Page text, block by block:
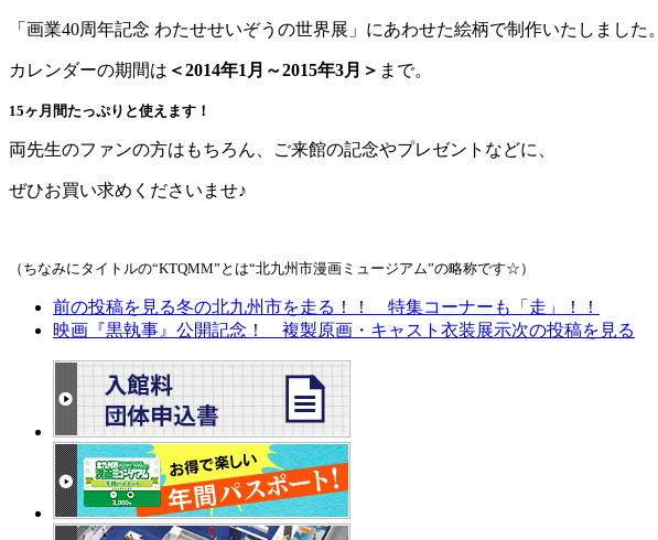
「画業40周年記念 わたせせいぞうの世界展」にあわせた絵柄で制作いたしました。
カレンダーの期間は ＜2014年1月～2015年3月＞ まで。
15ヶ月間たっぷりと使えます！
両先生のファンの方はもちろん、ご来館の記念やプレゼントなどに、
ぜひお買い求めくださいませ♪
（ちなみにタイトルの“KTQMM”とは“北九州市漫画ミュージアム”の略称です☆）
前の投稿を見る冬の北九州市を走る！！ 特集コーナーも「走」！！
映画『黒執事』公開記念！ 複製原画・キャスト衣装展示次の投稿を見る